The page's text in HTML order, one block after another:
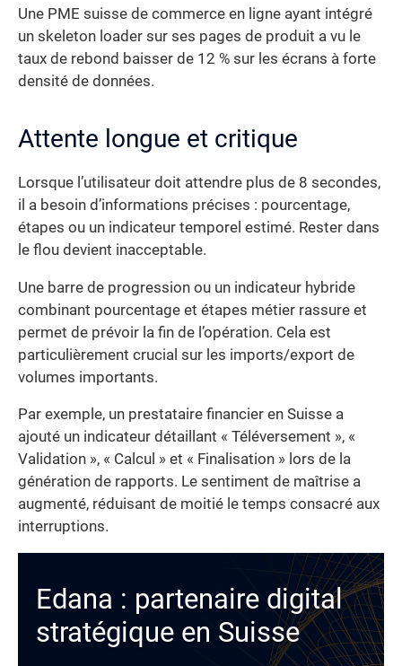
Une PME suisse de commerce en ligne ayant intégré
un skeleton loader sur ses pages de produit a vu le
taux de rebond baisser de 12 % sur les écrans à forte
densité de données.
Attente longue et critique
Lorsque l’utilisateur doit attendre plus de 8 secondes,
il a besoin d’informations précises : pourcentage,
étapes ou un indicateur temporel estimé. Rester dans
le flou devient inacceptable.
Une barre de progression ou un indicateur hybride
combinant pourcentage et étapes métier rassure et
permet de prévoir la fin de l’opération. Cela est
particulièrement crucial sur les imports/export de
volumes importants.
Par exemple, un prestataire financier en Suisse a
ajouté un indicateur détaillant « Téléversement », «
Validation », « Calcul » et « Finalisation » lors de la
génération de rapports. Le sentiment de maîtrise a
augmenté, réduisant de moitié le temps consacré aux
interruptions.
Edana : partenaire digital
stratégique en Suisse